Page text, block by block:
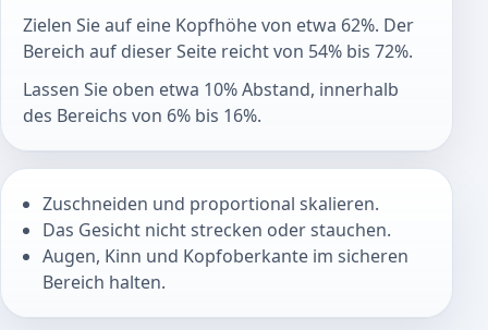
Zielen Sie auf eine Kopfhöhe von etwa 62%. Der
Bereich auf dieser Seite reicht von 54% bis 72%.
Lassen Sie oben etwa 10% Abstand, innerhalb
des Bereichs von 6% bis 16%.
Zuschneiden und proportional skalieren.
Das Gesicht nicht strecken oder stauchen.
Augen, Kinn und Kopfoberkante im sicheren
Bereich halten.